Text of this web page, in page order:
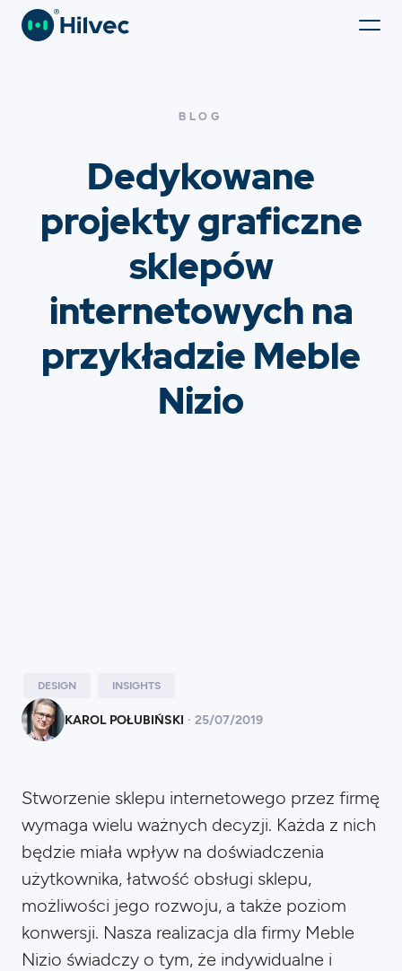
BLOG
Dedykowane
projekty graficzne
sklepów
internetowych na
przykładzie Meble
Nizio
KAROL POŁUBIŃSKI · 25/07/2019
DESIGN INSIGHTS
Stworzenie sklepu internetowego przez firmę
wymaga wielu ważnych decyzji. Każda z nich
będzie miała wpływ na doświadczenia
użytkownika, łatwość obsługi sklepu,
możliwości jego rozwoju, a także poziom
konwersji. Nasza realizacja dla firmy Meble
Nizio świadczy o tym, że indywidualne i